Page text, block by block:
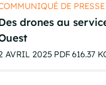
DE PRESSE
drones au
AVRIL 2025 PDF 616.37